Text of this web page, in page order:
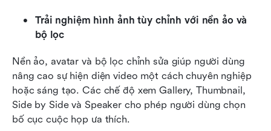
Trải nghiệm hình ảnh tùy chỉnh với nền ảo và
bộ lọc
Nền ảo, avatar và bộ lọc chỉnh sửa giúp người dùng
nâng cao sự hiện diện video một cách chuyên nghiệp
hoặc sáng tạo. Các chế độ xem Gallery, Thumbnail,
Side by Side và Speaker cho phép người dùng chọn
bố cục cuộc họp ưa thích.